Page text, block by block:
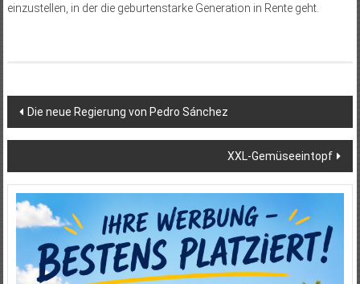
einzustellen, in der die geburtenstarke Generation in Rente geht.
Beitragsnavigation
Die neue Regierung von Pedro Sánchez
XXL-Gemüseeintopf